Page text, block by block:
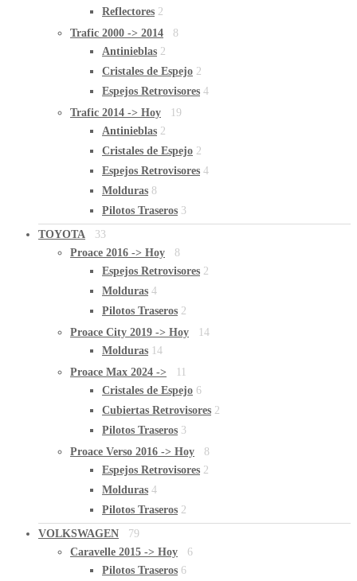
Reflectores 2
Trafic 2000 -> 2014
8
Antinieblas 2
Cristales de Espejo 2
Espejos Retrovisores 4
Trafic 2014 -> Hoy
19
Antinieblas 2
Cristales de Espejo 2
Espejos Retrovisores 4
Molduras 8
Pilotos Traseros 3
TOYOTA
33
Proace 2016 -> Hoy
8
Espejos Retrovisores 2
Molduras 4
Pilotos Traseros 2
Proace City 2019 -> Hoy
14
Molduras 14
Proace Max 2024 ->
11
Cristales de Espejo 6
Cubiertas Retrovisores 2
Pilotos Traseros 3
Proace Verso 2016 -> Hoy
8
Espejos Retrovisores 2
Molduras 4
Pilotos Traseros 2
VOLKSWAGEN
79
Caravelle 2015 -> Hoy
6
Pilotos Traseros 6